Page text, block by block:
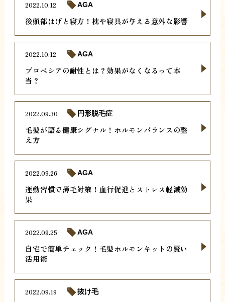
後頭部はげと寝方！枕や寝具が与える意外な影響
2022.10.12 AGA
プロペシアの耐性とは？効果がなくなるって本
当？
2022.10.12 AGA
毛髪が語る健康シグナル！ホルモンバランスの整
え方
2022.09.30 円形脱毛症
運動習慣で薄毛対策！血行促進とストレス軽減効
果
2022.09.26 AGA
自宅で簡単チェック！毛髪ホルモンキットの賢い
活用術
2022.09.25 AGA
2022.09.19 抜け毛